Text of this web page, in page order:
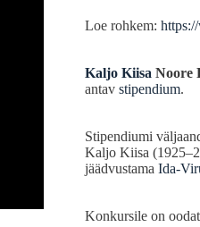
Loe rohkem:
Kaljo Kiisa Noore
antav stipendium.
Stipendiumi
Kaljo Kiisa
jäädvustama Ida-
Konkursile on